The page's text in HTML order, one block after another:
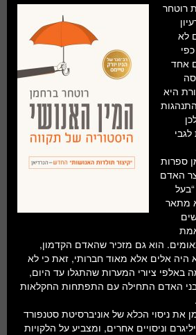
רוטחר
לא
אחד
היא
ספרות
האדם
מתאר
הוא גם מזכיר שהאדם הקדמון,
אלים אלא מאוד חברותי, זאת כי לא
באלפי ציורי המערות שהתגלו עד היום,
בני האדם התחילה עם התפתחות החקלאות
ניסוי הכלא של אוניברסיטת סטנפורד
וניסויים אחרים, ומצביע על הלקויות